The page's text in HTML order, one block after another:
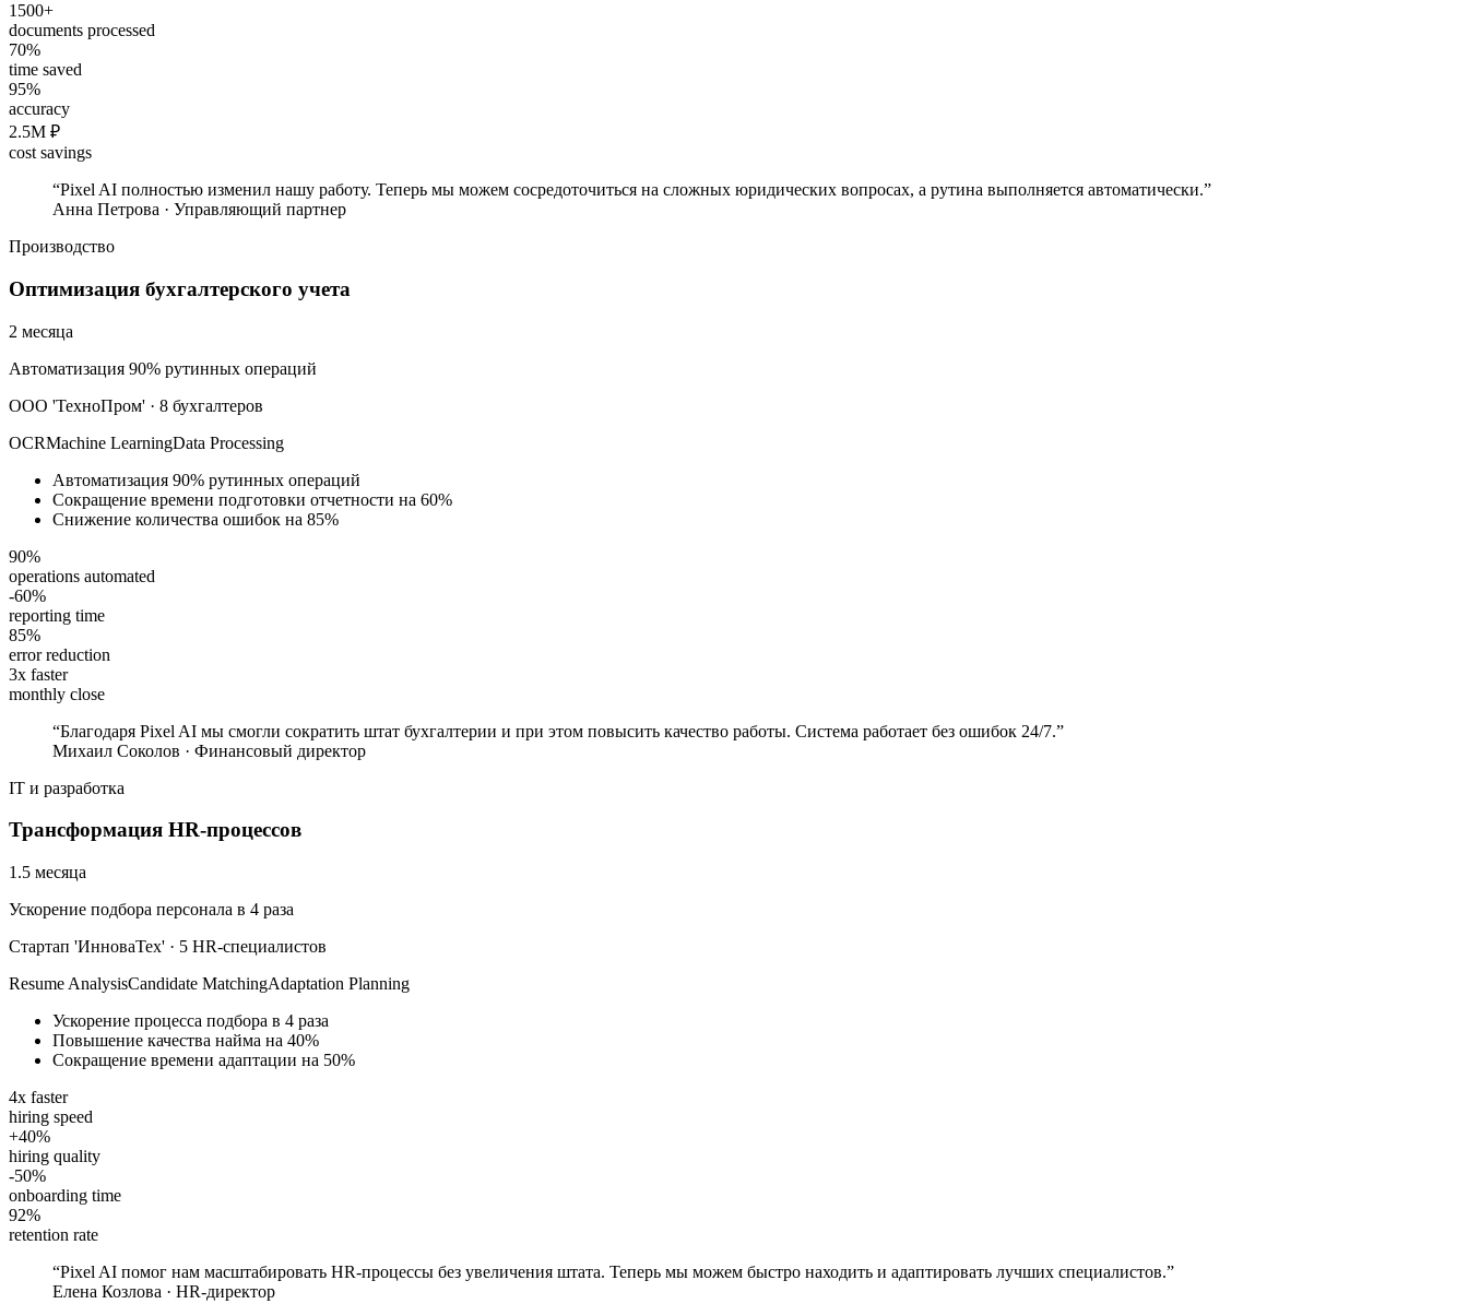
1500+
documents processed
70%
time saved
95%
accuracy
2.5M ₽
cost savings
“Pixel AI полностью изменил нашу работу. Теперь мы можем сосредоточиться на сложных юридических вопросах, а рутина выполняется автоматически.”
Анна Петрова · Управляющий партнер
Производство
Оптимизация бухгалтерского учета
2 месяца
Автоматизация 90% рутинных операций
ООО 'ТехноПром' · 8 бухгалтеров
OCRMachine LearningData Processing
Автоматизация 90% рутинных операций
Сокращение времени подготовки отчетности на 60%
Снижение количества ошибок на 85%
90%
operations automated
-60%
reporting time
85%
error reduction
3x faster
monthly close
“Благодаря Pixel AI мы смогли сократить штат бухгалтерии и при этом повысить качество работы. Система работает без ошибок 24/7.”
Михаил Соколов · Финансовый директор
IT и разработка
Трансформация HR-процессов
1.5 месяца
Ускорение подбора персонала в 4 раза
Стартап 'ИнноваТех' · 5 HR-специалистов
Resume AnalysisCandidate MatchingAdaptation Planning
Ускорение процесса подбора в 4 раза
Повышение качества найма на 40%
Сокращение времени адаптации на 50%
4x faster
hiring speed
+40%
hiring quality
-50%
onboarding time
92%
retention rate
“Pixel AI помог нам масштабировать HR-процессы без увеличения штата. Теперь мы можем быстро находить и адаптировать лучших специалистов.”
Елена Козлова · HR-директор